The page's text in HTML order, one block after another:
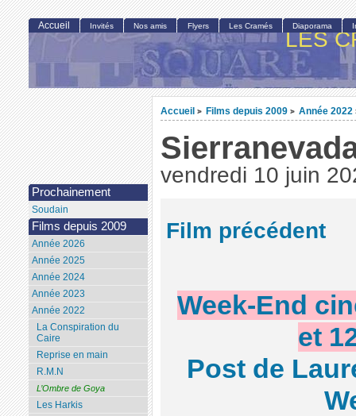
LES
Accueil > Films depuis 2009 > Année 2022
vendredi 10 juin
Film précédent
Week-End
et
Post de
Accueil Invités Nos amis Flyers Les Cramés Diaporama
Prochainement
Soudain
Films depuis 2009
Année 2026
Année 2025
Année 2024
Année 2023
Année 2022
La Conspiration du
Caire
Reprise en main
R.M.N
L’Ombre de Goya
Les Harkis